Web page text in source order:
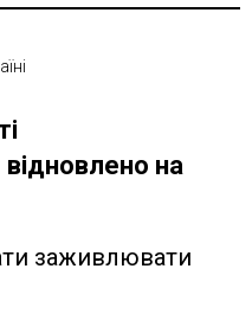
на
заживлювати